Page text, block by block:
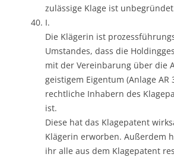
zulässige Klage ist
I.
Die Klägerin ist
Umstandes, dass die
mit der Vereinbarung über die
geistigem Eigentum (Anlage AR
rechtliche Inhabern des
ist.
Diese hat das Klagepatent
Klägerin erworben. Außerdem
ihr alle aus dem Klagepatent